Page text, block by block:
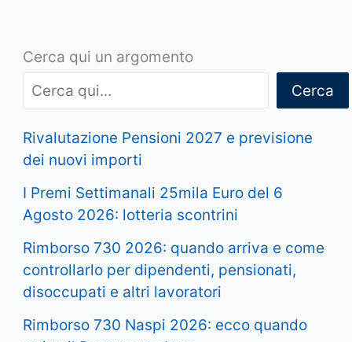
Cerca qui un argomento
Cerca
Rivalutazione Pensioni 2027 e previsione
dei nuovi importi
I Premi Settimanali 25mila Euro del 6
Agosto 2026: lotteria scontrini
Rimborso 730 2026: quando arriva e come
controllarlo per dipendenti, pensionati,
disoccupati e altri lavoratori
Rimborso 730 Naspi 2026: ecco quando